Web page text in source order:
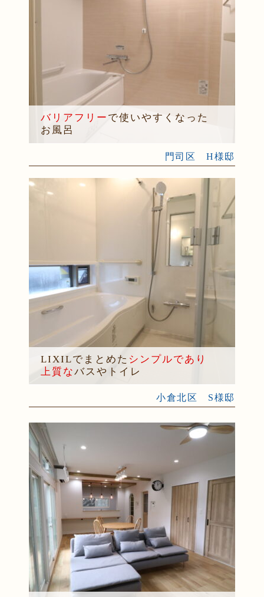
バリアフリー で使いやすくなった
お風呂
門司区 H様邸
LIXILでまとめた シンプルであり
上質なバスやトイレ
小倉北区 S様邸